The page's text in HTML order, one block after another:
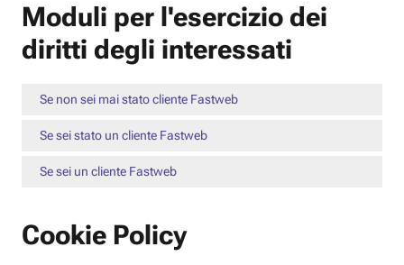
Moduli per l'esercizio dei
diritti degli interessati
Se non sei mai stato cliente Fastweb
Se sei stato un cliente Fastweb
Se sei un cliente Fastweb
Cookie Policy